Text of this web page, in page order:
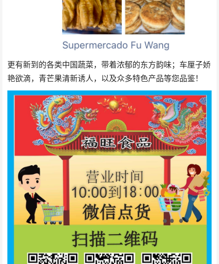
更有新到的各类中国蔬菜，带着浓郁的东方韵味；车厘子娇
艳欲滴，青芒果清新诱人，以及众多特色产品等您品鉴！